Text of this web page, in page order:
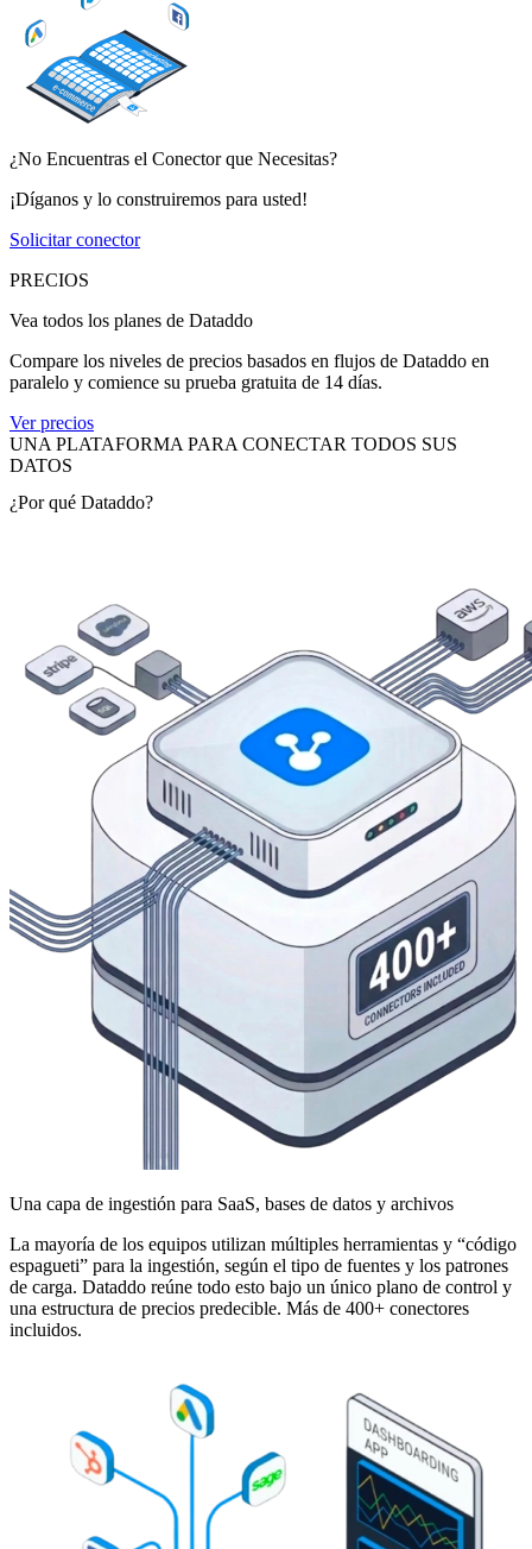
¿No Encuentras el Conector que Necesitas?
¡Díganos y lo construiremos para usted!
Solicitar conector
PRECIOS
Vea todos los planes de Dataddo
Compare los niveles de precios basados en flujos de Dataddo en
paralelo y comience su prueba gratuita de 14 días.
Ver precios
UNA PLATAFORMA PARA CONECTAR TODOS SUS
DATOS
¿Por qué Dataddo?
Una capa de ingestión para SaaS, bases de datos y archivos
La mayoría de los equipos utilizan múltiples herramientas y “código
espagueti” para la ingestión, según el tipo de fuentes y los patrones
de carga. Dataddo reúne todo esto bajo un único plano de control y
una estructura de precios predecible. Más de 400+ conectores
incluidos.